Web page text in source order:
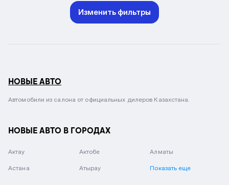
Изменить фильтры
НОВЫЕ АВТО
Автомобили из салона от официальных дилеров Казахстана.
НОВЫЕ АВТО В ГОРОДАХ
Актау Актобе Алматы
Астана Атырау Показать еще